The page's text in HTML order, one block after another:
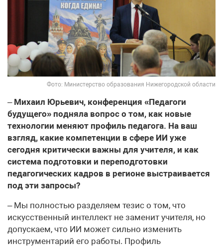
Фото: Министерство образования Нижегородской области
–Михаил Юрьевич, конференция «Педагоги
будущего» подняла вопрос о том, как новые
технологии меняют профиль педагога. На ваш
взгляд, какие компетенции в сфере ИИ уже
сегодня критически важны для учителя, и как
система подготовки и переподготовки
педагогических кадров в регионе выстраивается
под эти запросы?
– Мы полностью разделяем тезис о том, что
искусственный интеллект не заменит учителя, но
допускаем, что ИИ может сильно изменить
инструментарий его работы. Профиль